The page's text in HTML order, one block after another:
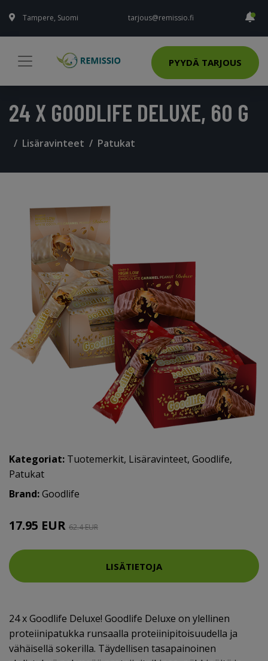
Tampere, Suomi tarjous@remissio.fi
PYYDÄ TARJOUS
24 X GOODLIFE DELUXE, 60 G
Lisäravinteet Patukat
Kategoriat: Tuotemerkit, Lisäravinteet, Goodlife,
Patukat
Brand:Goodlife
17.95 EUR 62.4 EUR
LISÄTIETOJA
24 x Goodlife Deluxe! Goodlife Deluxe on ylellinen
proteiinipatukka runsaalla proteiinipitoisuudella ja
vähäisellä sokerilla. Täydellisen tasapainoinen